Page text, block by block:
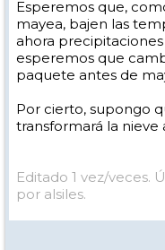
View
Esperemos que,
mayea, bajen las
ahora
esperemos que
paquete antes de
Por cierto, supongo
transformará la nieve
Editado 1 vez/veces.
por alsiles.